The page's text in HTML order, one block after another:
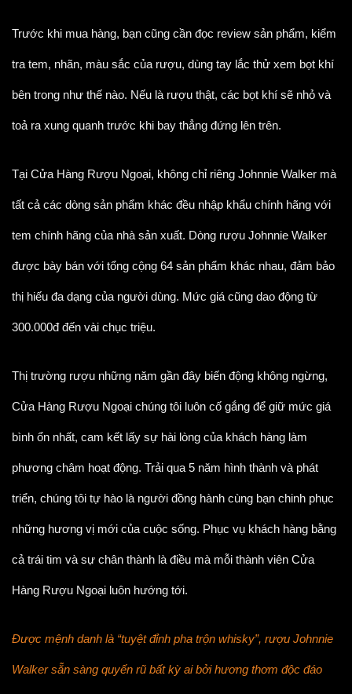
Trước khi mua hàng, bạn cũng cần đọc review sản phẩm, kiểm
tra tem, nhãn, màu sắc của rượu, dùng tay lắc thử xem bọt khí
bên trong như thế nào. Nếu là rượu thật, các bọt khí sẽ nhỏ và
toả ra xung quanh trước khi bay thẳng đứng lên trên.
Tại Cửa Hàng Rượu Ngoại, không chỉ riêng Johnnie Walker mà
tất cả các dòng sản phẩm khác đều nhập khẩu chính hãng với
tem chính hãng của nhà sản xuất. Dòng rượu Johnnie Walker
được bày bán với tổng cộng 64 sản phẩm khác nhau, đảm bảo
thị hiếu đa dạng của người dùng. Mức giá cũng dao động từ
300.000đ đến vài chục triệu.
Thị trường rượu những năm gần đây biến động không ngừng,
Cửa Hàng Rượu Ngoại chúng tôi luôn cố gắng để giữ mức giá
bình ổn nhất, cam kết lấy sự hài lòng của khách hàng làm
phương châm hoạt động. Trải qua 5 năm hình thành và phát
triển, chúng tôi tự hào là người đồng hành cùng bạn chinh phục
những hương vị mới của cuộc sống. Phục vụ khách hàng bằng
cả trái tim và sự chân thành là điều mà mỗi thành viên Cửa
Hàng Rượu Ngoại luôn hướng tới.
Được mệnh danh là “tuyệt đỉnh pha trộn whisky”, rượu Johnnie
Walker sẵn sàng quyến rũ bất kỳ ai bởi hương thơm độc đáo